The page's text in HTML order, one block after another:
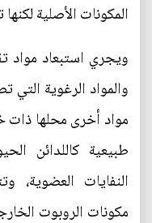
المكونات الأصلية
ويجري استبعاد مواد
والمواد الرغوية التي
مواد أخرى محلها
طبيعية كاللدائن
النفايات العضوية،
مكونات الروبوت